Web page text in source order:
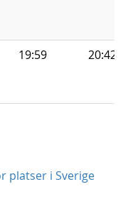
19:59 20:42
platser i Sverige